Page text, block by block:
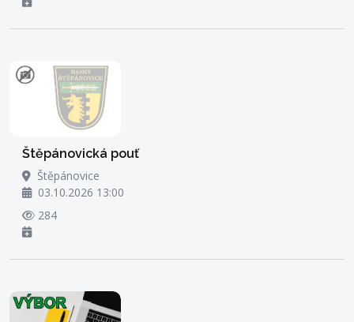
Štěpánovická pouť
Štěpánovice
03.10.2026 13:00
284